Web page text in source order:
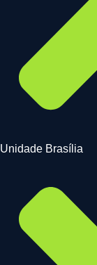
Unidade Brasília